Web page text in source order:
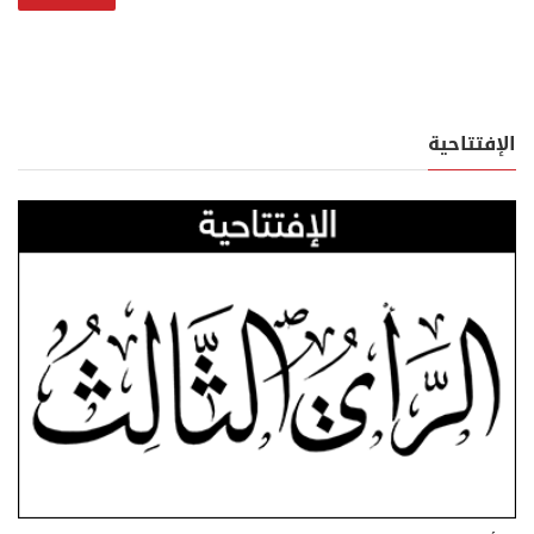
الإفتتاحية